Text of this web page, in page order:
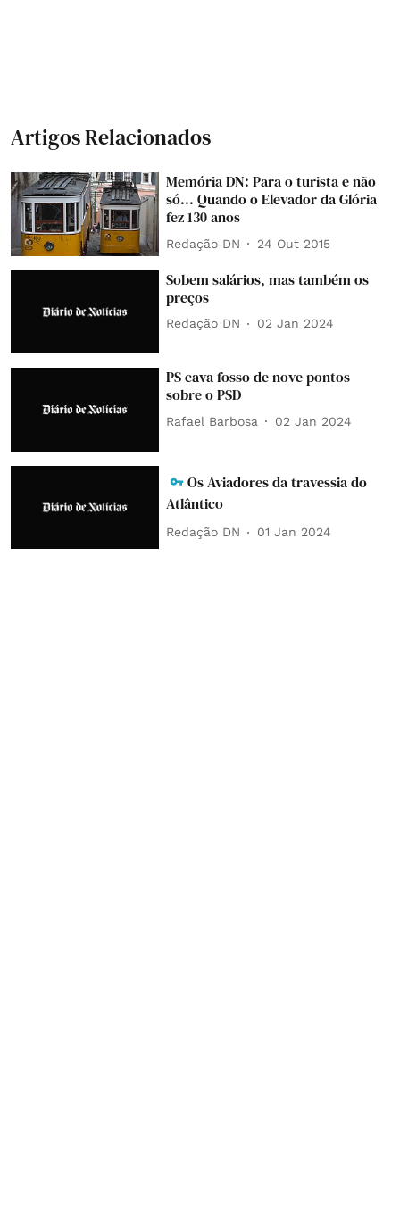
Artigos Relacionados
Memória DN: Para o turista e não
só... Quando o Elevador da Glória
fez 130 anos
Redação DN 24 Out 2015
Sobem salários, mas também os
preços
Redação DN 02 Jan 2024
PS cava fosso de nove pontos
sobre o PSD
Rafael Barbosa 02 Jan 2024
Os Aviadores da travessia do
Atlântico
Redação DN 01 Jan 2024